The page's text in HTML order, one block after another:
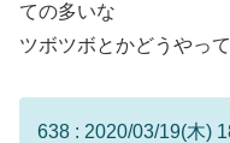
ての多いな
ツボツボとかどうやっ
638 : 2020/03/19(木)